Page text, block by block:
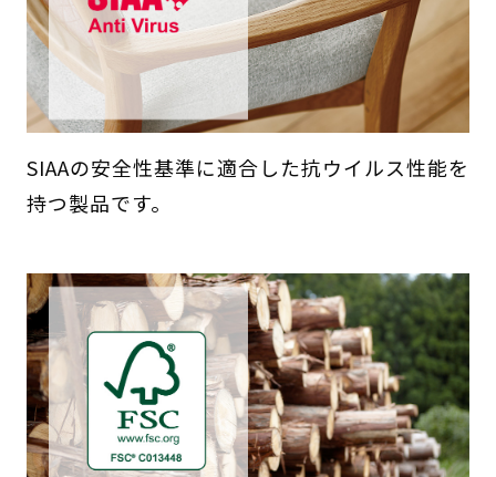
SIAAの安全性基準に適合した抗ウイルス性能を
持つ製品です。